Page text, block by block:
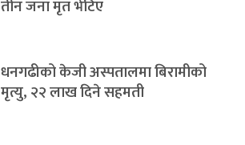
तीन जना मृत भेटिए
धनगढीको केजी अस्पतालमा बिरामीको
मृत्यु, २२ लाख दिने सहमती